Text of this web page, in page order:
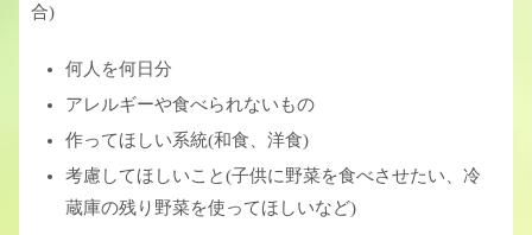
合)
何人を何日分
アレルギーや食べられないもの
作ってほしい系統(和食、洋食)
考慮してほしいこと(子供に野菜を食べさせたい、冷
蔵庫の残り野菜を使ってほしいなど)